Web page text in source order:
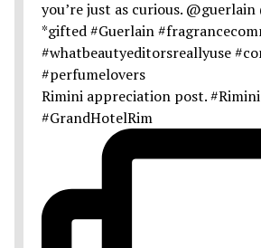
Rimini appreciation post. #Rimini
#GrandHotelRim